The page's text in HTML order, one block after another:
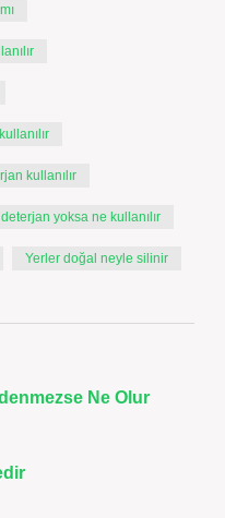
kullanılır
yoksa ne kullanılır
Yerler doğal neyle silinir
Ne Olur